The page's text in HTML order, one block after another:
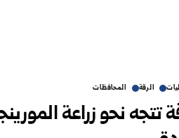
الرقة المحافظات
تتجه نحو زراعة